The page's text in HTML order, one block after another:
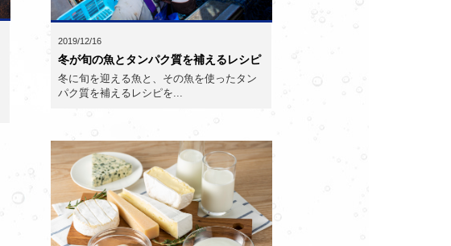
2019/12/16
冬が旬の魚とタンパク質を補えるレシピ
冬に旬を迎える魚と、その魚を使ったタン
パク質を補えるレシピを...